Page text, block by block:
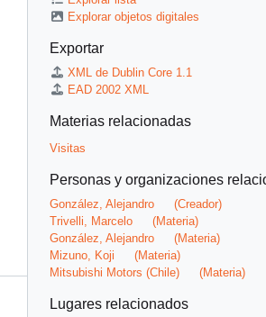
Explorar objetos digitales
Exportar
XML de Dublin Core 1.1
EAD 2002 XML
Materias relacionadas
Visitas
Personas y organizaciones
González, Alejandro
(Creador)
Trivelli, Marcelo
(Materia)
González, Alejandro
(Materia)
Mizuno, Koji
(Materia)
Mitsubishi Motors (Chile)
(Materia)
Lugares relacionados